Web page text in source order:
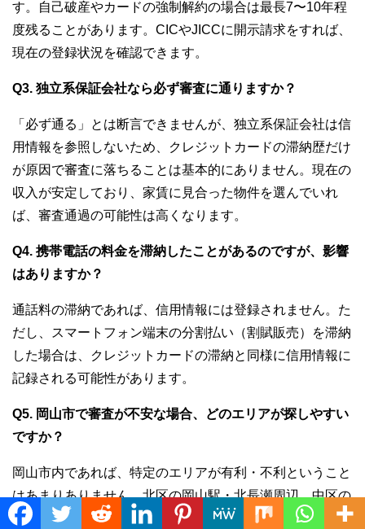
す。自己破産やカードの強制解約の場合は最長7〜10年程
度残ることがあります。CICやJICCに開示請求をすれば、
現在の登録状況を確認できます。
Q3. 独立系保証会社なら必ず審査に通りますか？
「必ず通る」とは断言できませんが、独立系保証会社は信
用情報を参照しないため、クレジットカードの滞納歴だけ
が原因で審査に落ちることは基本的にありません。現在の
収入が安定しており、家賃に見合った物件を選んでいれ
ば、審査通過の可能性は高くなります。
Q4. 携帯電話の料金を滞納したことがあるのですが、影響
はありますか？
通話料の滞納であれば、信用情報には登録されません。た
だし、スマートフォン端末の分割払い（割賦販売）を滞納
した場合は、クレジットカードの滞納と同様に信用情報に
記録される可能性があります。
Q5. 岡山市で審査が不安な場合、どのエリアが探しやすい
ですか？
岡山市内であれば、特定のエリアが有利・不利ということ
はあまりありません。北区の岡山駅・北長瀬周辺、中区の
高島・国富エリア、南区の福浜・築港エリア、東区の西大
Translate »